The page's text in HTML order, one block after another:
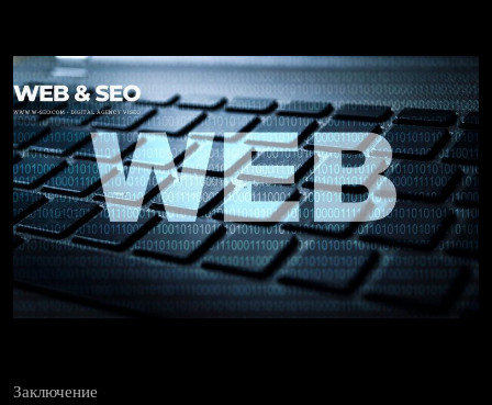
Заключение